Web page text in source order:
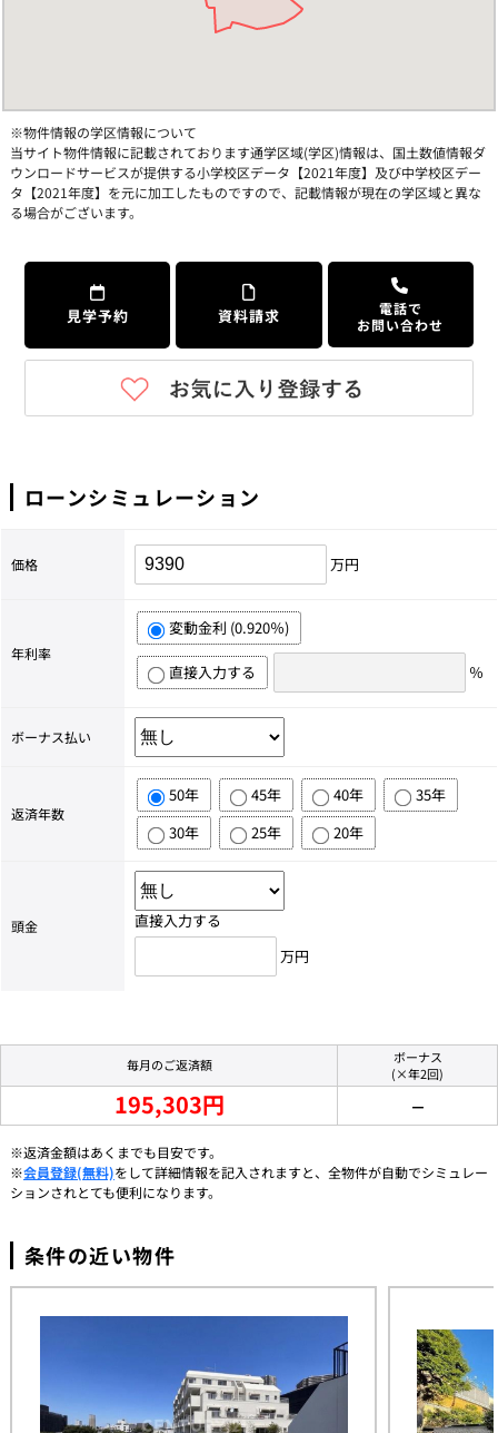
※物件情報の学区情報について
当サイト物件情報に記載されております通学区域(学区)情報は、国土数値情報ダ
ウンロードサービスが提供する小学校区データ【2021年度】及び中学校区デー
タ【2021年度】を元に加工したものですので、記載情報が現在の学区域と異な
る場合がございます。
見学予約 資料請求
電話で
お問い合わせ
ローンシミュレーション
価格 万円
年利率
変動金利 (0.920％)
直接入力する ％
ボーナス払い
返済年数
50年 45年 40年
35年
30年
25年 20年
頭金
直接入力する
万円
毎月のご返済額
ボーナス
(×年2回)
195,303円 －
※返済金額はあくまでも目安です。
※会員登録(無料)をして詳細情報を記入されますと、全物件が自動でシミュレー
ションされとても便利になります。
条件の近い物件